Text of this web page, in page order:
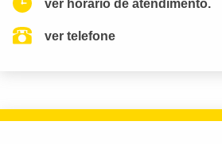
ver horario de atendimento.
ver telefone